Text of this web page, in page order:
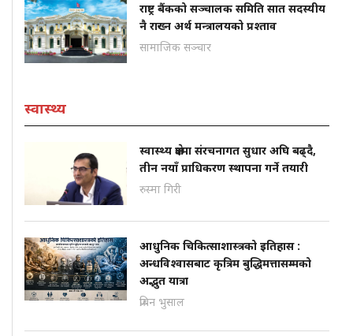
राष्ट्र बैंकको सञ्चालक समिति सात सदस्यीय
नै राख्न अर्थ मन्त्रालयको प्रश्ताव
सामाजिक सञ्चार
स्वास्थ्य
स्वास्थ्य क्षेत्रमा संरचनागत सुधार अघि बढ्दै,
तीन नयाँ प्राधिकरण स्थापना गर्ने तयारी
रुस्मा गिरी
आधुनिक चिकित्साशास्त्रको इतिहास :
अन्धविश्वासबाट कृत्रिम बुद्धिमत्तासम्मको
अद्भुत यात्रा
प्रबिन भुसाल